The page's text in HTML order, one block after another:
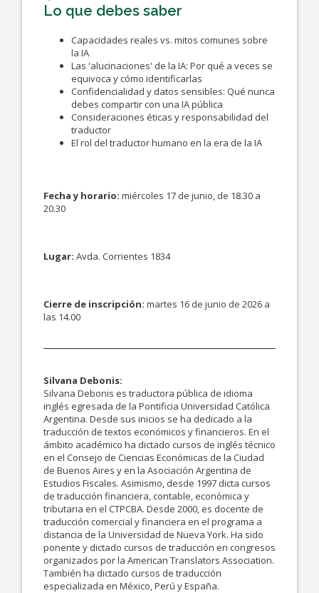
Lo que debes saber
Capacidades reales vs. mitos comunes sobre
la IA
Las 'alucinaciones' de la IA: Por qué a veces se
equivoca y cómo identificarlas
Confidencialidad y datos sensibles: Qué nunca
debes compartir con una IA pública
Consideraciones éticas y responsabilidad del
traductor
El rol del traductor humano en la era de la IA
Fecha y horario: miércoles 17 de junio, de 18.30 a
20.30
Lugar: Avda. Corrientes 1834
Cierre de inscripción: martes 16 de junio de 2026 a
las 14.00
Silvana Debonis:
Silvana Debonis es traductora pública de idioma
inglés egresada de la Pontificia Universidad Católica
Argentina. Desde sus inicios se ha dedicado a la
traducción de textos económicos y financieros. En el
ámbito académico ha dictado cursos de inglés técnico
en el Consejo de Ciencias Económicas de la Ciudad
de Buenos Aires y en la Asociación Argentina de
Estudios Fiscales. Asimismo, desde 1997 dicta cursos
de traducción financiera, contable, económica y
tributaria en el CTPCBA. Desde 2000, es docente de
traducción comercial y financiera en el programa a
distancia de la Universidad de Nueva York. Ha sido
ponente y dictado cursos de traducción en congresos
organizados por la American Translators Association.
También ha dictado cursos de traducción
especializada en México, Perú y España.